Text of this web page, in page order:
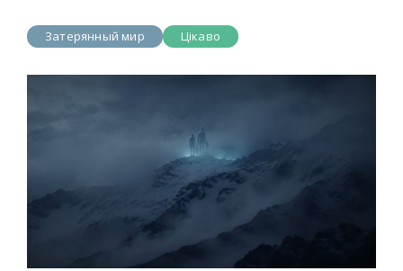
Затерянный мир Цікаво